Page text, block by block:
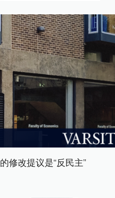
修改提议是“反民主”